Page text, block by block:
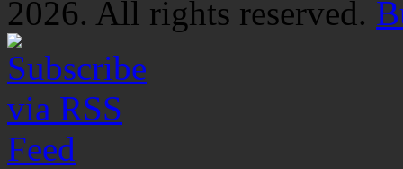
2026. All rights reserved.